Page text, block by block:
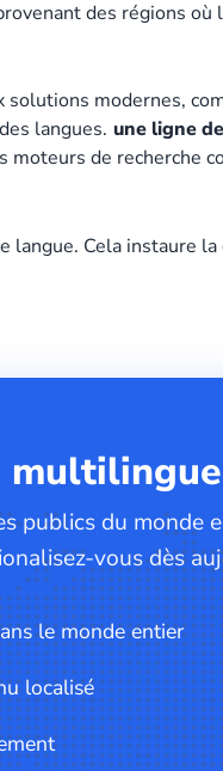
des régions
modernes,
langues. une ligne
de recherche
Cela instaure
multilingue
publics du monde
vous dès
le monde entier
localisé